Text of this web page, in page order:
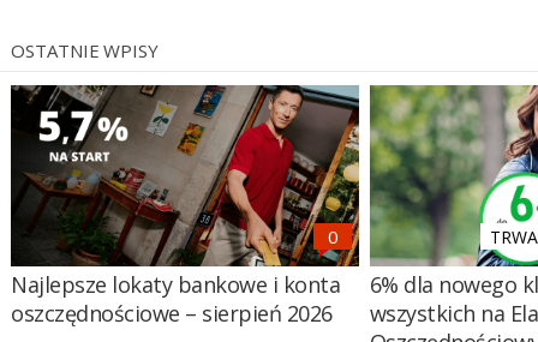
OSTATNIE WPISY
Najlepsze lokaty bankowe i konta
oszczędnościowe – sierpień 2026
6% dla nowego
wszystkich na